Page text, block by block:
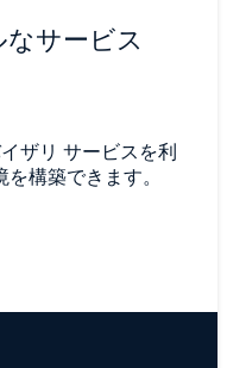
サービス
ザリ サービスを利
構築できます。